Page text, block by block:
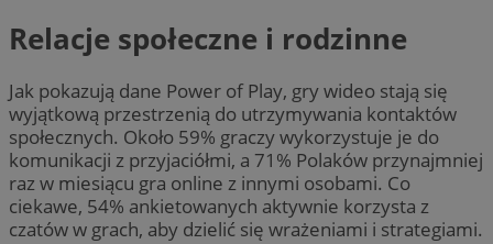
Relacje społeczne i rodzinne
Jak pokazują dane Power of Play, gry wideo stają się
wyjątkową przestrzenią do utrzymywania kontaktów
społecznych. Około 59% graczy wykorzystuje je do
komunikacji z przyjaciółmi, a 71% Polaków przynajmniej
raz w miesiącu gra online z innymi osobami. Co
ciekawe, 54% ankietowanych aktywnie korzysta z
czatów w grach, aby dzielić się wrażeniami i strategiami.